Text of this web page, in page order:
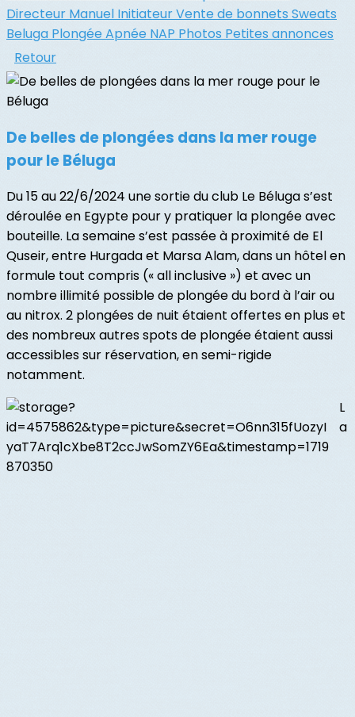
Directeur Manuel InitiateurVente de bonnets Sweats
Beluga Plongée Apnée NAP Photos Petites annonces
Retour
De belles de plongées dans la mer rouge
pour le Béluga
Du 15 au 22/6/2024 une sortie du club Le Béluga s’est
déroulée en Egypte pour y pratiquer la plongée avec
bouteille. La semaine s’est passée à proximité de El
Quseir, entre Hurgada et Marsa Alam, dans un hôtel en
formule tout compris (« all inclusive ») et avec un
nombre illimité possible de plongée du bord à l’air ou
au nitrox. 2 plongées de nuit étaient offertes en plus et
des nombreux autres spots de plongée étaient aussi
accessibles sur réservation, en semi-rigide
notamment.
L
a